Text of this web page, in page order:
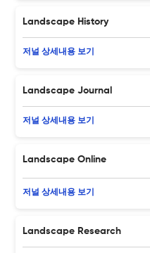
Landscape History
저널 상세내용 보기
Landscape Journal
저널 상세내용 보기
Landscape Online
저널 상세내용 보기
Landscape Research